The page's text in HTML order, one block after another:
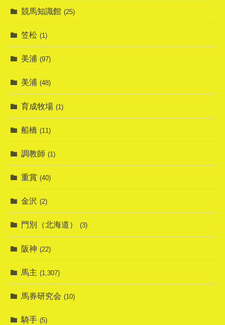
競馬知識館 (25)
笠松 (1)
美浦 (97)
美浦 (48)
育成牧場 (1)
船橋 (11)
調教師 (1)
重賞 (40)
金沢 (2)
門別（北海道） (3)
阪神 (22)
馬主 (1,307)
馬券研究会 (10)
騎手 (5)